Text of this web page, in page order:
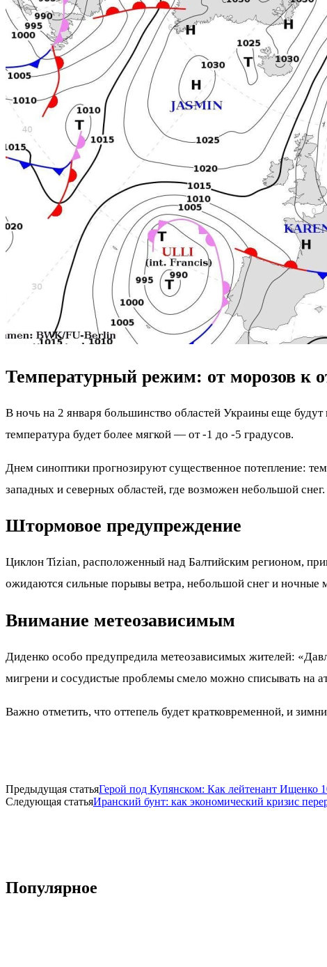
Температурный режим: от морозов к
В ночь на 2 января большинство областей Украины еще
температура будет более мягкой — от -1 до -5 градусов.
Днем синоптики прогнозируют существенное потепление:
западных и северных областей, где возможен небольшой снег.
Штормовое предупреждение
Циклон Tizian, расположенный над Балтийским регионом,
ожидаются сильные порывы ветра, небольшой снег и ночные
Внимание метеозависимым
Диденко особо предупредила метеозависимых жителей:
мигрени и сосудистые проблемы смело можно списывать на
Важно отметить, что оттепель будет кратковременной, и
Предыдущая статьяГерой под Купянском: Как лейтенант Ищенко
Следующая статьяИранский бунт: как экономический кризис
Популярное